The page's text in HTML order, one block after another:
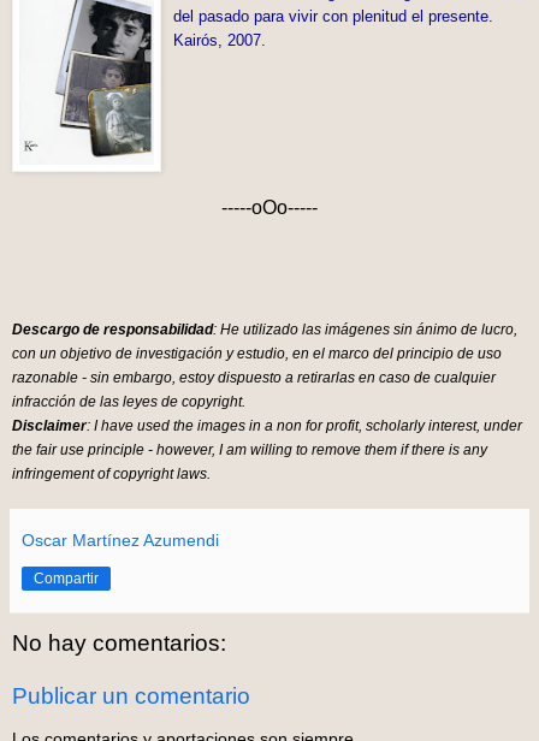
del pasado para vivir con plenitud el presente.
Kairós, 2007.
-----oOo-----
Descargo de responsabilidad: He utilizado las imágenes sin ánimo de lucro,
con un objetivo de investigación y estudio, en el marco del principio de uso
razonable - sin embargo, estoy dispuesto a retirarlas en caso de cualquier
infracción de las leyes de copyright.
Disclaimer: I have used the images in a non for profit, scholarly interest, under
the fair use principle - however, I am willing to remove them if there is any
infringement of copyright laws.
Oscar Martínez Azumendi
Compartir
No hay comentarios:
Publicar un comentario